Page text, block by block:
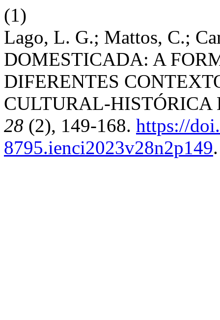
(1)
Lago, L. G.; Mattos, C.;
DOMESTICADA: A
DIFERENTES
CULTURAL-
28 (2), 149-168. https://
8795.ienci2023v28n2p149.